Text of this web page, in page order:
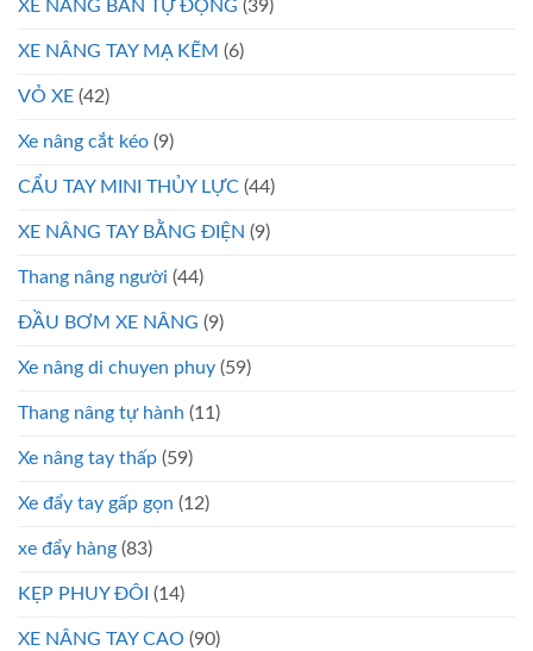
XE NÂNG BÁN TỰ ĐỘNG (39)
XE NÂNG TAY MẠ KẼM (6)
VỎ XE (42)
Xe nâng cắt kéo (9)
CẨU TAY MINI THỦY LỰC (44)
XE NÂNG TAY BẰNG ĐIỆN (9)
Thang nâng người (44)
ĐẦU BƠM XE NÂNG (9)
Xe nâng di chuyen phuy (59)
Thang nâng tự hành (11)
Xe nâng tay thấp (59)
Xe đẩy tay gấp gọn (12)
xe đẩy hàng (83)
KẸP PHUY ĐÔI (14)
XE NÂNG TAY CAO (90)